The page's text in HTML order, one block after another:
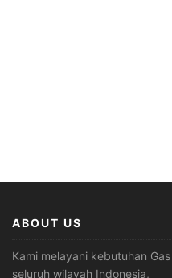
ABOUT US
Kami melayani kebutuhan
seluruh wilayah Indonesia,